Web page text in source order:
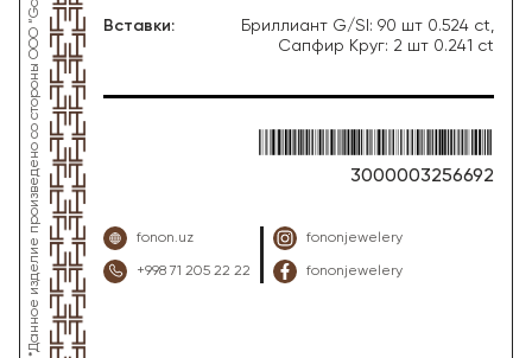
Вставки:
Бриллиант G/SI: 90 шт 0.524 ct,
Сапфир Круг: 2 шт 0.241 ct
3000003256692
fonon.uz
+998 71 205 22 22
fononjewelery
fononjewelery